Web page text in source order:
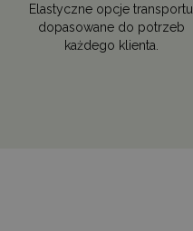
Elastyczne opcje transportu
dopasowane do potrzeb
każdego klienta.